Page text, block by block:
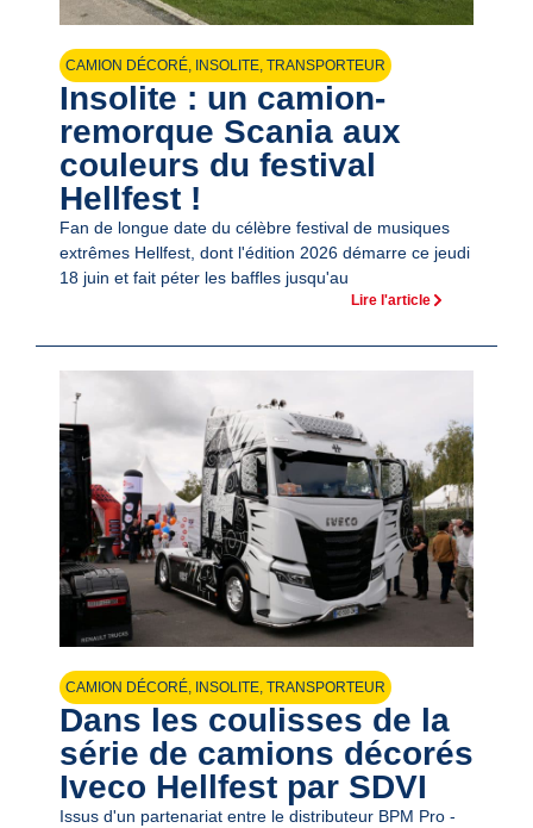
CAMION DÉCORÉ, INSOLITE, TRANSPORTEUR
Insolite : un camion-
remorque Scania aux
couleurs du festival
Hellfest !
Fan de longue date du célèbre festival de musiques
extrêmes Hellfest, dont l'édition 2026 démarre ce jeudi
18 juin et fait péter les baffles jusqu'au
Lire l'article
CAMION DÉCORÉ, INSOLITE, TRANSPORTEUR
Dans les coulisses de la
série de camions décorés
Iveco Hellfest par SDVI
Issus d'un partenariat entre le distributeur BPM Pro -